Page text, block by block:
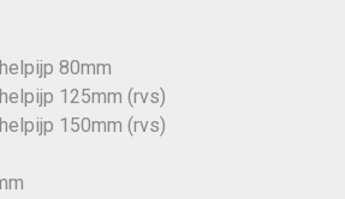
80mm
125mm (rvs)
150mm (rvs)